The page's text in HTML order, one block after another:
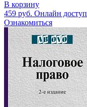
В корзину
459 руб. Онлайн доступ
Ознакомиться